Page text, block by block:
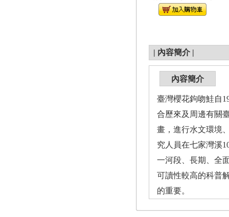
| 內容簡介 |
內容簡介
臺灣櫻花鉤吻鮭自
合歷來及周邊有關
畫，進行水文環境
究人員在七家灣溪
一河段、長期、全
可讀性較高的科普
的重要。